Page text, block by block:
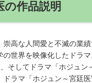
作品説明
高な人間愛と不滅の業
世界を映像化したドラ
そしてドラマ「ホジュ
ラマ「ホジュン～宮廷